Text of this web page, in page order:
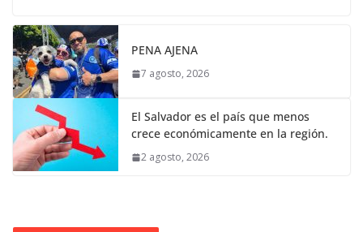
PENA AJENA
7 agosto, 2026
El Salvador es el país que menos
crece económicamente en la región.
2 agosto, 2026